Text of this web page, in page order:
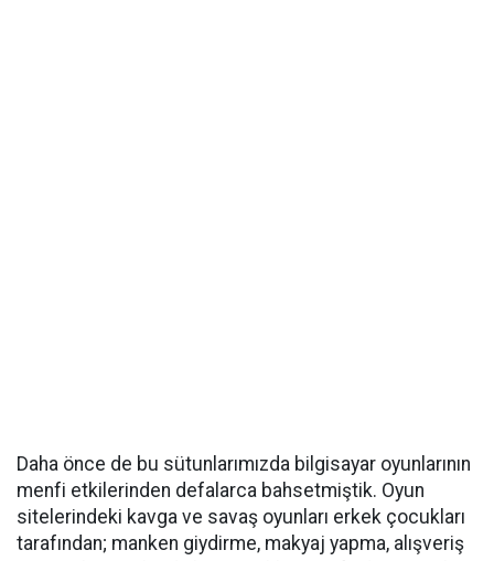
Daha önce de bu sütunlarımızda bilgisayar oyunlarının
menfi etkilerinden defalarca bahsetmiştik. Oyun
sitelerindeki kavga ve savaş oyunları erkek çocukları
tarafından; manken giydirme, makyaj yapma, alışveriş